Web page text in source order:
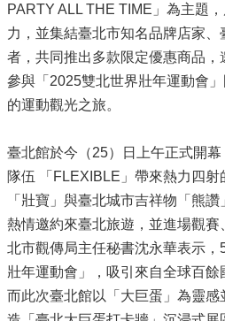
PARTY ALL THE TIME」為主題
力，並集結臺北市知名品牌店家
者，共同推出多款限定優惠商品，
參與「2025雙北世界壯年運動會
的運動觀光之旅。
臺北館於今（25）日上午正式開
隊伍 「FLEXIBLE」帶來熱力四
「壯寶」與臺北城市吉祥物「熊
熱情邀約來臺北旅遊，並進場觀
北市觀傳局主任秘書沈永華表示
壯年運動會」，吸引來自全球百餘
而此次臺北館以「大巨蛋」為靈